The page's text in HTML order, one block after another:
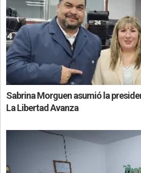
Sabrina Morguen asumió la
La Libertad Avanza